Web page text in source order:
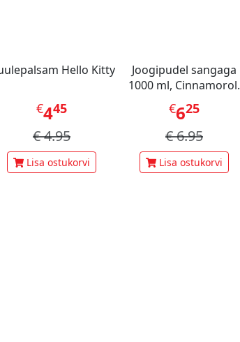
Hello Kitty
€445
€4.95
Lisa ostukorvi
Joogipudel sangaga
1000 ml, Cinnamoroll
Party Series
€625
€6.95
Lisa ostukorvi